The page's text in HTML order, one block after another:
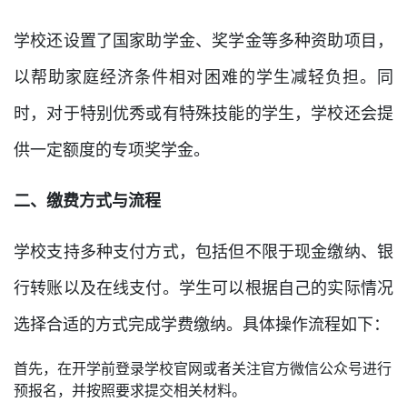
学校还设置了国家助学金、奖学金等多种资助项目，
以帮助家庭经济条件相对困难的学生减轻负担。同
时，对于特别优秀或有特殊技能的学生，学校还会提
供一定额度的专项奖学金。
二、缴费方式与流程
学校支持多种支付方式，包括但不限于现金缴纳、银
行转账以及在线支付。学生可以根据自己的实际情况
选择合适的方式完成学费缴纳。具体操作流程如下：
首先，在开学前登录学校官网或者关注官方微信公众号进行
预报名，并按照要求提交相关材料。